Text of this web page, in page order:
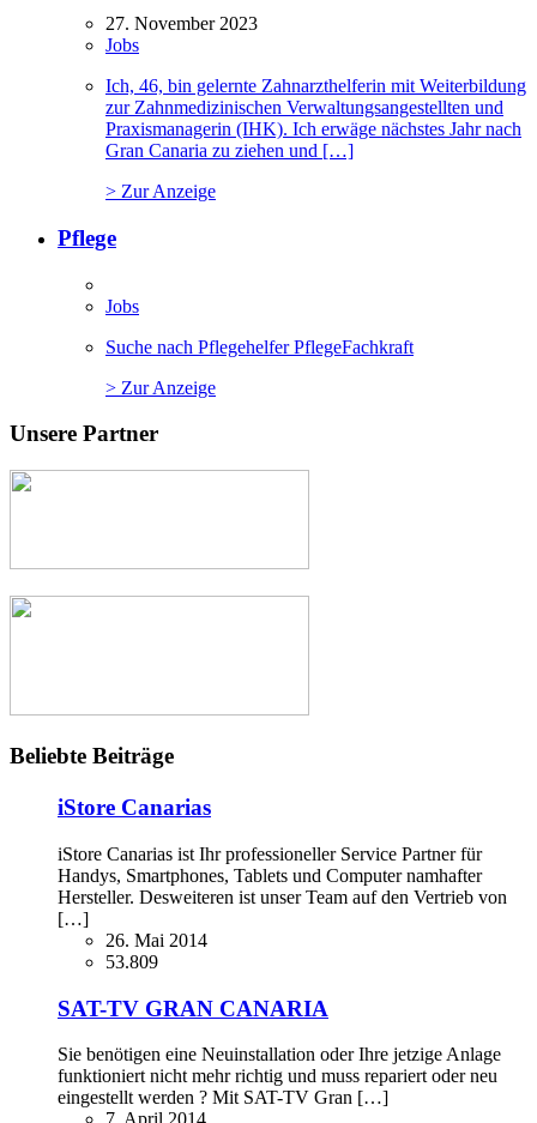
27. November 2023
Jobs
Ich, 46, bin gelernte Zahnarzthelferin mit Weiterbildung
zur Zahnmedizinischen Verwaltungsangestellten und
Praxismanagerin (IHK). Ich erwäge nächstes Jahr nach
Gran Canaria zu ziehen und […]
> Zur Anzeige
Pflege
Jobs
Suche nach Pflegehelfer PflegeFachkraft
> Zur Anzeige
Unsere Partner
Beliebte Beiträge
iStore Canarias
iStore Canarias ist Ihr professioneller Service Partner für
Handys, Smartphones, Tablets und Computer namhafter
Hersteller. Desweiteren ist unser Team auf den Vertrieb von
[…]
26. Mai 2014
53.809
SAT-TV GRAN CANARIA
Sie benötigen eine Neuinstallation oder Ihre jetzige Anlage
funktioniert nicht mehr richtig und muss repariert oder neu
eingestellt werden ? Mit SAT-TV Gran […]